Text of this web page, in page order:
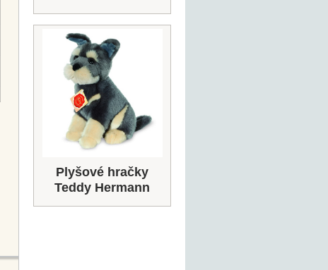
Plyšové hračky
Teddy Hermann